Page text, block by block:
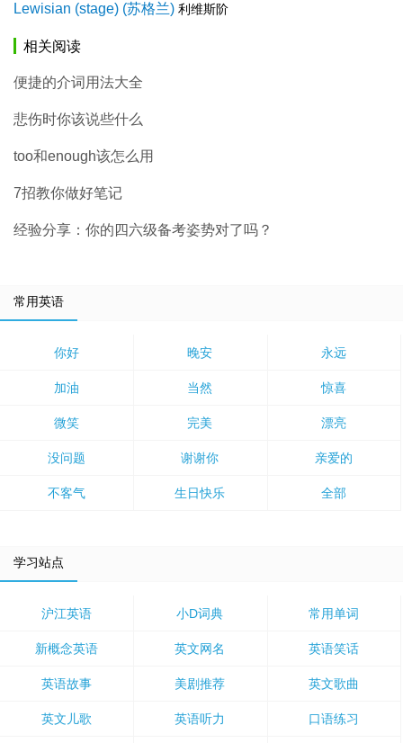
Lewisian (stage) (苏格兰) 利维斯阶
相关阅读
便捷的介词用法大全
悲伤时你该说些什么
too和enough该怎么用
7招教你做好笔记
经验分享：你的四六级备考姿势对了吗？
常用英语
你好 晚安 永远
加油 当然 惊喜
微笑 完美 漂亮
没问题 谢谢你 亲爱的
不客气 生日快乐 全部
学习站点
沪江英语 小D词典 常用单词
新概念英语 英文网名 英语笑话
英语故事 美剧推荐 英文歌曲
英文儿歌 英语听力 口语练习